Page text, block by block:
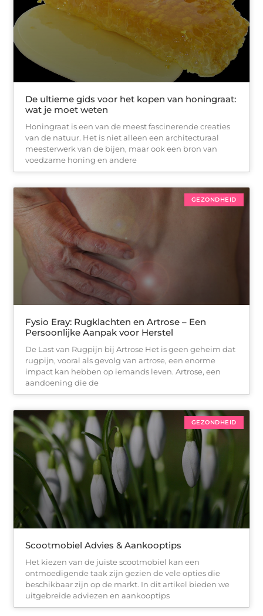
De ultieme gids voor het kopen van honingraat:
wat je moet weten
Honingraat is een van de meest fascinerende creaties
van de natuur. Het is niet alleen een architecturaal
meesterwerk van de bijen, maar ook een bron van
voedzame honing en andere
GEZONDHEID
Fysio Eray: Rugklachten en Artrose – Een
Persoonlijke Aanpak voor Herstel
De Last van Rugpijn bij Artrose Het is geen geheim dat
rugpijn, vooral als gevolg van artrose, een enorme
impact kan hebben op iemands leven. Artrose, een
aandoening die de
GEZONDHEID
Scootmobiel Advies & Aankooptips
Het kiezen van de juiste scootmobiel kan een
ontmoedigende taak zijn gezien de vele opties die
beschikbaar zijn op de markt. In dit artikel bieden we
uitgebreide adviezen en aankooptips